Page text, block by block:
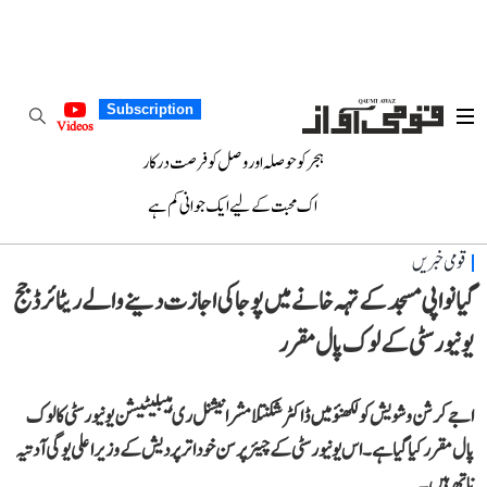
Subscription
Videos
ہجر کو حوصلہ اور وصل کو فرصت درکار
اک محبت کے لیے ایک جوانی کم ہے
قومی خبریں
گیانواپی مسجد کے تہہ خانے میں پوجا کی اجازت دینے والے ریٹائرڈ جج
یونیورسٹی کے لوک پال مقرر
اجے کرشن وشویش کو لکھنؤ میں ڈاکٹر شکنتلا مشرا نیشنل ری ہیبلیٹیشن یونیورسٹی کا لوک
پال مقرر کیا گیا ہے۔ اس یونیورسٹی کے چیئرپرسن خود اتر پردیش کے وزیر اعلی یوگی آدتیہ